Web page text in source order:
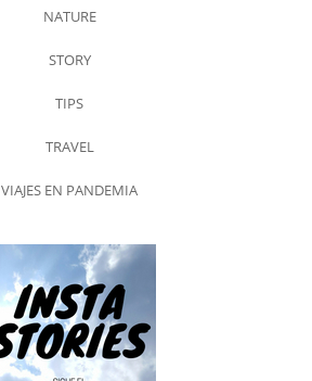
NATURE
STORY
TIPS
TRAVEL
VIAJES EN PANDEMIA